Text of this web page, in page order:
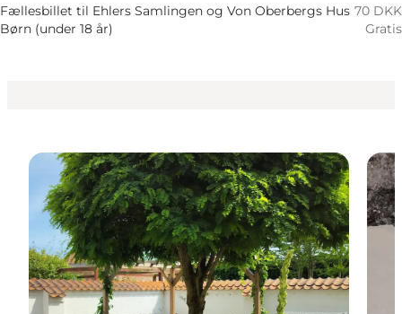
Fællesbillet til Ehlers Samlingen og Von Oberbergs Hus 70 DKK
Børn (under 18 år)
Gratis
Venner, Min partner, Børn, Mig selv, Min
virksomhed